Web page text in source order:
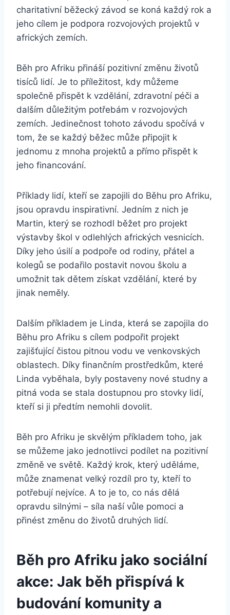
charitativní běžecký závod se koná každý rok a
jeho cílem je podpora rozvojových projektů v
afrických zemích.
Běh pro Afriku přináší pozitivní změnu životů
tisíců lidí. Je to příležitost, kdy můžeme
společně přispět k vzdělání, zdravotní péči a
dalším důležitým potřebám v rozvojových
zemích. Jedinečnost tohoto závodu spočívá v
tom, že se každý běžec může připojit k
jednomu z mnoha projektů a přímo přispět k
jeho financování.
Příklady lidí, kteří se zapojili do Běhu pro Afriku,
jsou opravdu inspirativní. Jedním z nich je
Martin, který se rozhodl běžet pro projekt
výstavby škol v odlehlých afrických vesnicích.
Díky jeho úsilí a podpoře od rodiny, přátel a
kolegů se podařilo postavit novou školu a
umožnit tak dětem získat vzdělání, které by
jinak neměly.
Dalším příkladem je Linda, která se zapojila do
Běhu pro Afriku s cílem podpořit projekt
zajišťující čistou pitnou vodu ve venkovských
oblastech. Díky finančním prostředkům, které
Linda vyběhala, byly postaveny nové studny a
pitná voda se stala dostupnou pro stovky lidí,
kteří si ji předtím nemohli dovolit.
Běh pro Afriku je skvělým příkladem toho, jak
se můžeme jako jednotlivci podílet na pozitivní
změně ve světě. Každý krok, který uděláme,
může znamenat velký rozdíl pro ty, kteří to
potřebují nejvíce. A to je to, co nás dělá
opravdu silnými – síla naší vůle pomoci a
přinést změnu do životů druhých lidí.
Běh pro Afriku jako sociální
akce: Jak běh přispívá k
budování komunity a